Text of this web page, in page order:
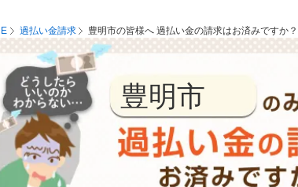
過払い金請求 豊明市の皆様へ 過払い金の請求はお済みですか？
豊明市